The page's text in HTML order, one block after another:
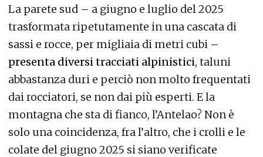
La parete sud – a giugno e luglio del 2025
trasformata ripetutamente in una cascata di
sassi e rocce, per migliaia di metri cubi –
presenta diversi tracciati alpinistici, taluni
abbastanza duri e perciò non molto frequentati
dai rocciatori, se non dai più esperti. E la
montagna che sta di fianco, l’Antelao? Non è
solo una coincidenza, fra l’altro, che i crolli e le
colate del giugno 2025 si siano verificate